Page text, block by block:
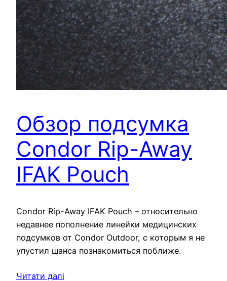
Обзор подсумка
Condor Rip-Away
IFAK Pouch
Condor Rip-Away IFAK Pouch – относительно
недавнее пополнение линейки медицинских
подсумков от Condor Outdoor, с которым я не
упустил шанса познакомиться поближе.
Читати далі